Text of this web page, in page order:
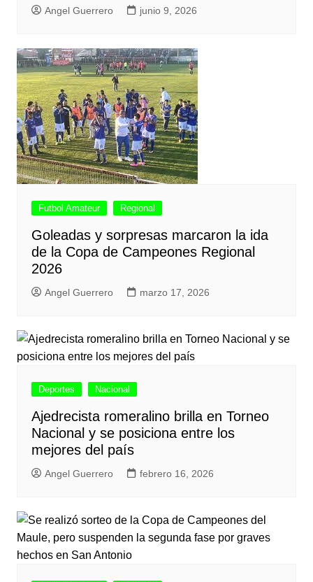
Angel Guerrero junio 9, 2026
Futbol Amateur Regional
Goleadas y sorpresas marcaron la ida
de la Copa de Campeones Regional
2026
Angel Guerrero marzo 17, 2026
Deportes Nacional
Ajedrecista romeralino brilla en Torneo
Nacional y se posiciona entre los
mejores del país
Angel Guerrero febrero 16, 2026